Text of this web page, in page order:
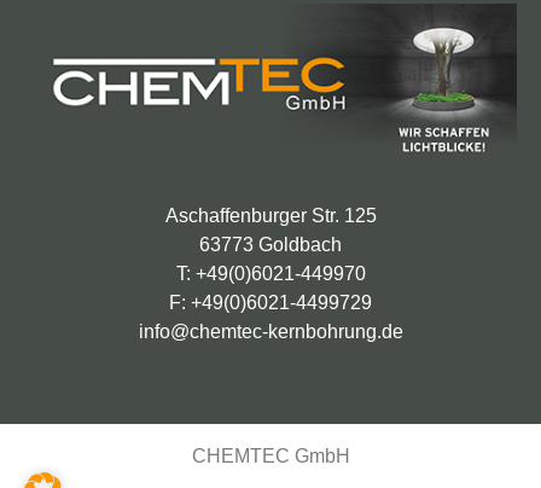
Aschaffenburger Str. 125
63773 Goldbach
T: +49(0)6021-449970
F: +49(0)6021-4499729
info@chemtec-kernbohrung.de
CHEMTEC GmbH